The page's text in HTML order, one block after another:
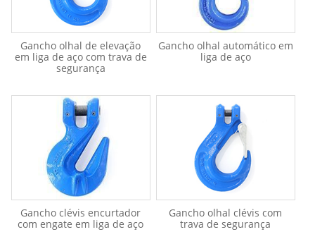
Gancho olhal de elevação
em liga de aço com trava de
segurança
Gancho olhal automático em
liga de aço
Gancho clévis encurtador
com engate em liga de aço
Gancho olhal clévis com
trava de segurança